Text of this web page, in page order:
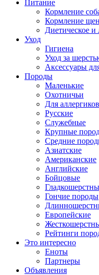
Питание
Кормление
Кормление
Диетическое и
Уход
Гигиена
Уход за
Аксессуары
Породы
Маленькие
Охотничьи
Для аллергиков
Русские
Служебные
Крупные
Средние
Азиатские
Американские
Английские
Бойцовые
Гончие породы
Европейские
Рейтинги
Это интересно
Еноты
Партнеры
Объявления